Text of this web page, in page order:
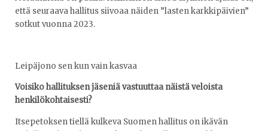
että seuraava hallitus siivoaa näiden ”lasten karkkipäivien”
sotkut vuonna 2023.
Leipäjono sen kun vain kasvaa
Voisiko hallituksen jäseniä vastuuttaa näistä veloista
henkilökohtaisesti?
Itsepetoksen tiellä kulkeva Suomen hallitus on ikävän